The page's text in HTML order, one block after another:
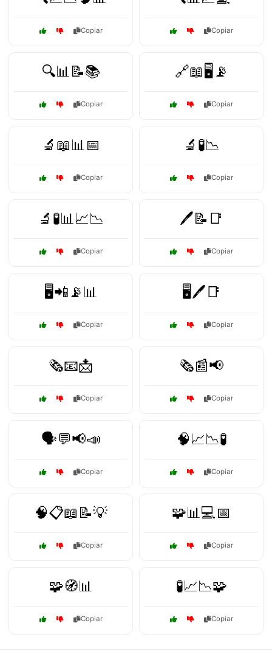
Copiar Copiar
🔍📊📝📚
Copiar
🔗📖🖥️📡
Copiar
🔬📖📊📅
Copiar
🔬🧪📉
Copiar
🔬🧪📊📈📉
Copiar
🖊️📝📑
Copiar
🖥️📲📡📊
Copiar
🖥️🖊️📑
Copiar
🗞️📧📩
Copiar
🗞️📰📢
Copiar
🗣️💬📢📣
Copiar
🧠📈📉🧪
Copiar
🧠📋📖📝💡
Copiar
🧩📊💻📅
Copiar
🧩🧭📊
Copiar
🧪📈📉🧩
Copiar